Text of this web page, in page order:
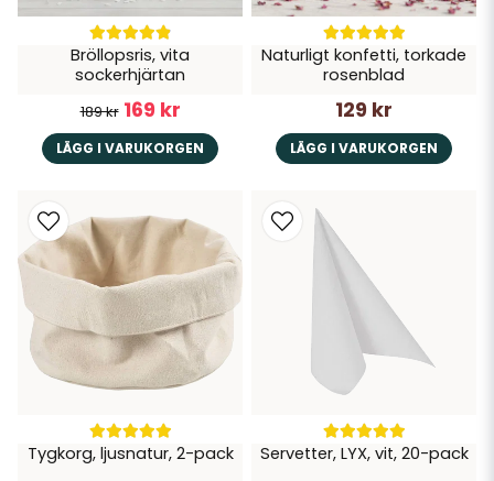
Vårt rustika bröllopstema passar perfekt för par som vill ha en
naturlig, romantisk och personlig bröllopsdag. Skapa en varm
och inbjudande atmosfär där
trä, spets och gröna detaljer
smälter samman i en harmonisk helhet.
Bröllopsris, vita
sockerhjärtan
189 kr 169 kr
LÄGG I VARUKORGEN
Naturligt konfetti, torkade
rosenblad
129 kr
LÄGG I VARUKORGEN
Tygkorg, ljusnatur, 2-pack Servetter, LYX, vit, 20-pack